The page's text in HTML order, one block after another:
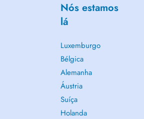
Nós estamos
lá
Luxemburgo
Bélgica
Alemanha
Áustria
Suíça
Holanda